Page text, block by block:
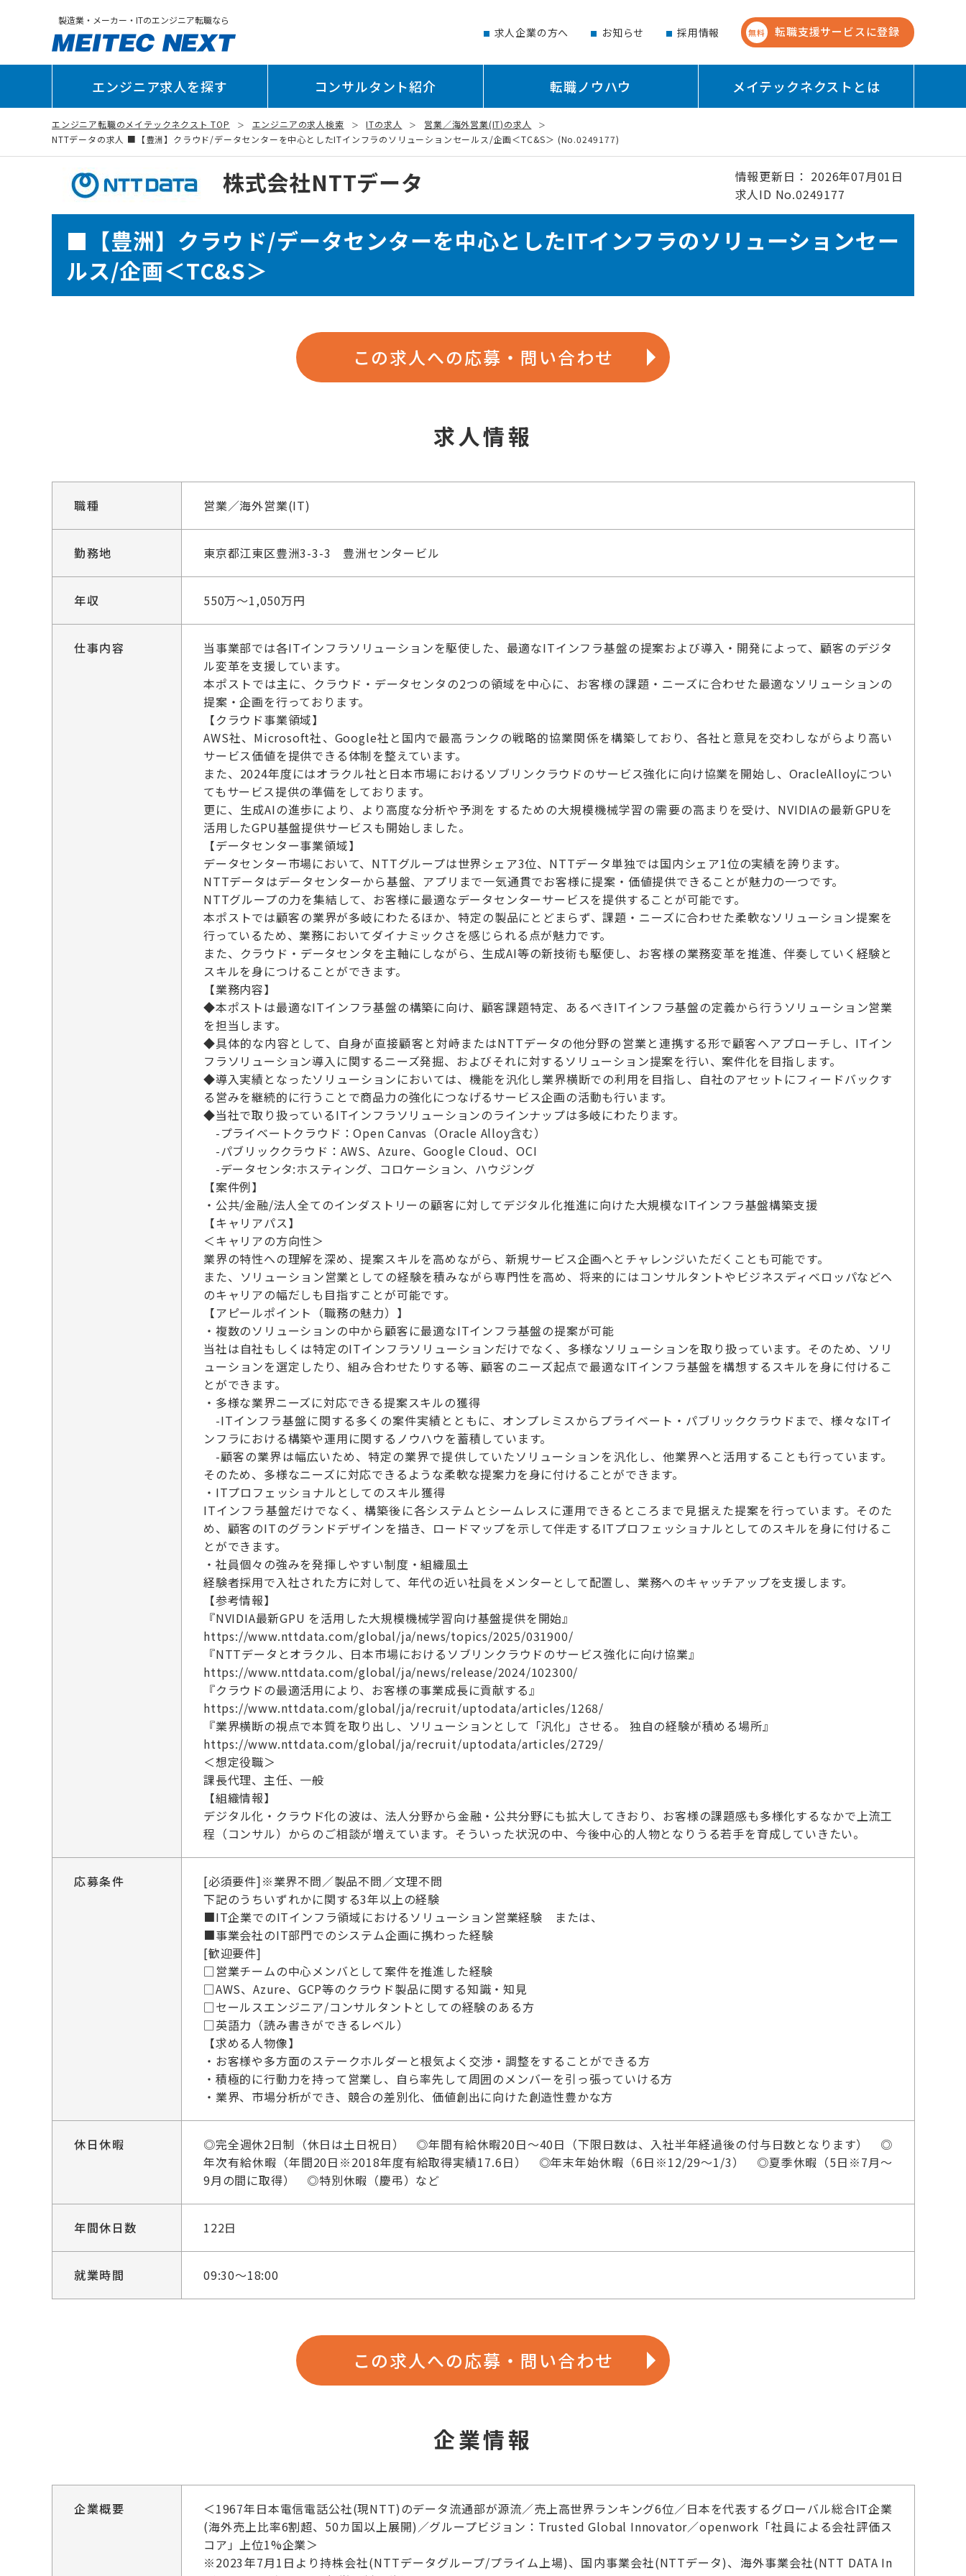
製造業・メーカー・ITのエンジニア転職なら
求人企業の方へ お知らせ 採用情報 無料 転職支援サービスに登録
エンジニア求人を探す コンサルタント紹介 転職ノウハウ メイテックネクストとは
エンジニア転職のメイテックネクスト TOP エンジニアの求人検索 ITの求人
営業／海外営業(IT)の求人
NTTデータの求人 ■【豊洲】クラウド/データセンターを中心としたITインフラのソリューションセールス/企画＜TC&S＞ (No.0249177)
株式会社NTTデータ
情報更新日： 2026年07月01日
求人ID No.0249177
■【豊洲】クラウド/データセンターを中心としたITインフラのソリューションセー
ルス/企画＜TC&S＞
この求人への応募・問い合わせ
求人情報
職種 営業／海外営業(IT)
勤務地 東京都江東区豊洲3-3-3 豊洲センタービル
年収 550万～1,050万円
仕事内容
当事業部では各ITインフラソリューションを駆使した、最適なITインフラ基盤の提案および導入・開発によって、顧客のデジタ
ル変革を支援しています。
本ポストでは主に、クラウド・データセンタの2つの領域を中心に、お客様の課題・ニーズに合わせた最適なソリューションの
提案・企画を行っております。
【クラウド事業領域】
AWS社、Microsoft社、Google社と国内で最高ランクの戦略的協業関係を構築しており、各社と意見を交わしながらより高い
サービス価値を提供できる体制を整えています。
また、2024年度にはオラクル社と日本市場におけるソブリンクラウドのサービス強化に向け協業を開始し、OracleAlloyについ
てもサービス提供の準備をしております。
更に、生成AIの進歩により、より高度な分析や予測をするための大規模機械学習の需要の高まりを受け、NVIDIAの最新GPUを
活用したGPU基盤提供サービスも開始しました。
【データセンター事業領域】
データセンター市場において、NTTグループは世界シェア3位、NTTデータ単独では国内シェア1位の実績を誇ります。
NTTデータはデータセンターから基盤、アプリまで一気通貫でお客様に提案・価値提供できることが魅力の一つです。
NTTグループの力を集結して、お客様に最適なデータセンターサービスを提供することが可能です。
本ポストでは顧客の業界が多岐にわたるほか、特定の製品にとどまらず、課題・ニーズに合わせた柔軟なソリューション提案を
行っているため、業務においてダイナミックさを感じられる点が魅力です。
また、クラウド・データセンタを主軸にしながら、生成AI等の新技術も駆使し、お客様の業務変革を推進、伴奏していく経験と
スキルを身につけることができます。
【業務内容】
◆本ポストは最適なITインフラ基盤の構築に向け、顧客課題特定、あるべきITインフラ基盤の定義から行うソリューション営業
を担当します。
◆具体的な内容として、自身が直接顧客と対峙またはNTTデータの他分野の営業と連携する形で顧客へアプローチし、ITイン
フラソリューション導入に関するニーズ発掘、およびそれに対するソリューション提案を行い、案件化を目指します。
◆導入実績となったソリューションにおいては、機能を汎化し業界横断での利用を目指し、自社のアセットにフィードバックす
る営みを継続的に行うことで商品力の強化につなげるサービス企画の活動も行います。
◆当社で取り扱っているITインフラソリューションのラインナップは多岐にわたります。
-プライベートクラウド：Open Canvas（Oracle Alloy含む）
-パブリッククラウド：AWS、Azure、Google Cloud、OCI
-データセンタ:ホスティング、コロケーション、ハウジング
【案件例】
・公共/金融/法人全てのインダストリーの顧客に対してデジタル化推進に向けた大規模なITインフラ基盤構築支援
【キャリアパス】
＜キャリアの方向性＞
業界の特性への理解を深め、提案スキルを高めながら、新規サービス企画へとチャレンジいただくことも可能です。
また、ソリューション営業としての経験を積みながら専門性を高め、将来的にはコンサルタントやビジネスディベロッパなどへ
のキャリアの幅だしも目指すことが可能です。
【アピールポイント（職務の魅力）】
・複数のソリューションの中から顧客に最適なITインフラ基盤の提案が可能
当社は自社もしくは特定のITインフラソリューションだけでなく、多様なソリューションを取り扱っています。そのため、ソリ
ューションを選定したり、組み合わせたりする等、顧客のニーズ起点で最適なITインフラ基盤を構想するスキルを身に付けるこ
とができます。
・多様な業界ニーズに対応できる提案スキルの獲得
-ITインフラ基盤に関する多くの案件実績とともに、オンプレミスからプライベート・パブリッククラウドまで、様々なITイ
ンフラにおける構築や運用に関するノウハウを蓄積しています。
-顧客の業界は幅広いため、特定の業界で提供していたソリューションを汎化し、他業界へと活用することも行っています。
そのため、多様なニーズに対応できるような柔軟な提案力を身に付けることができます。
・ITプロフェッショナルとしてのスキル獲得
ITインフラ基盤だけでなく、構築後に各システムとシームレスに運用できるところまで見据えた提案を行っています。そのた
め、顧客のITのグランドデザインを描き、ロードマップを示して伴走するITプロフェッショナルとしてのスキルを身に付けるこ
とができます。
・社員個々の強みを発揮しやすい制度・組織風土
経験者採用で入社された方に対して、年代の近い社員をメンターとして配置し、業務へのキャッチアップを支援します。
【参考情報】
『NVIDIA最新GPU を活用した大規模機械学習向け基盤提供を開始』
https://www.nttdata.com/global/ja/news/topics/2025/031900/
『NTTデータとオラクル、日本市場におけるソブリンクラウドのサービス強化に向け協業』
https://www.nttdata.com/global/ja/news/release/2024/102300/
『クラウドの最適活用により、お客様の事業成長に貢献する』
https://www.nttdata.com/global/ja/recruit/uptodata/articles/1268/
『業界横断の視点で本質を取り出し、ソリューションとして「汎化」させる。 独自の経験が積める場所』
https://www.nttdata.com/global/ja/recruit/uptodata/articles/2729/
＜想定役職＞
課長代理、主任、一般
【組織情報】
デジタル化・クラウド化の波は、法人分野から金融・公共分野にも拡大してきおり、お客様の課題感も多様化するなかで上流工
程（コンサル）からのご相談が増えています。そういった状況の中、今後中心的人物となりうる若手を育成していきたい。
応募条件
[必須要件]※業界不問／製品不問／文理不問
下記のうちいずれかに関する3年以上の経験
■IT企業でのITインフラ領域におけるソリューション営業経験 または、
■事業会社のIT部門でのシステム企画に携わった経験
[歓迎要件]
□営業チームの中心メンバとして案件を推進した経験
□AWS、Azure、GCP等のクラウド製品に関する知識・知見
□セールスエンジニア/コンサルタントとしての経験のある方
□英語力（読み書きができるレベル）
【求める人物像】
・お客様や多方面のステークホルダーと根気よく交渉・調整をすることができる方
・積極的に行動力を持って営業し、自ら率先して周囲のメンバーを引っ張っていける方
・業界、市場分析ができ、競合の差別化、価値創出に向けた創造性豊かな方
休日休暇
◎完全週休2日制（休日は土日祝日） ◎年間有給休暇20日～40日（下限日数は、入社半年経過後の付与日数となります） ◎
年次有給休暇（年間20日※2018年度有給取得実績17.6日） ◎年末年始休暇（6日※12/29～1/3） ◎夏季休暇（5日※7月～
9月の間に取得） ◎特別休暇（慶弔）など
年間休日数 122日
就業時間 09:30～18:00
この求人への応募・問い合わせ
企業情報
企業概要
＜1967年日本電信電話公社(現NTT)のデータ流通部が源流／売上高世界ランキング6位／日本を代表するグローバル総合IT企業
(海外売上比率6割超、50カ国以上展開)／グループビジョン：Trusted Global Innovator／openwork「社員による会社評価ス
コア」上位1%企業＞
※2023年7月1日より持株会社(NTTデータグループ/プライム上場)、国内事業会社(NTTデータ)、海外事業会社(NTT DATA In